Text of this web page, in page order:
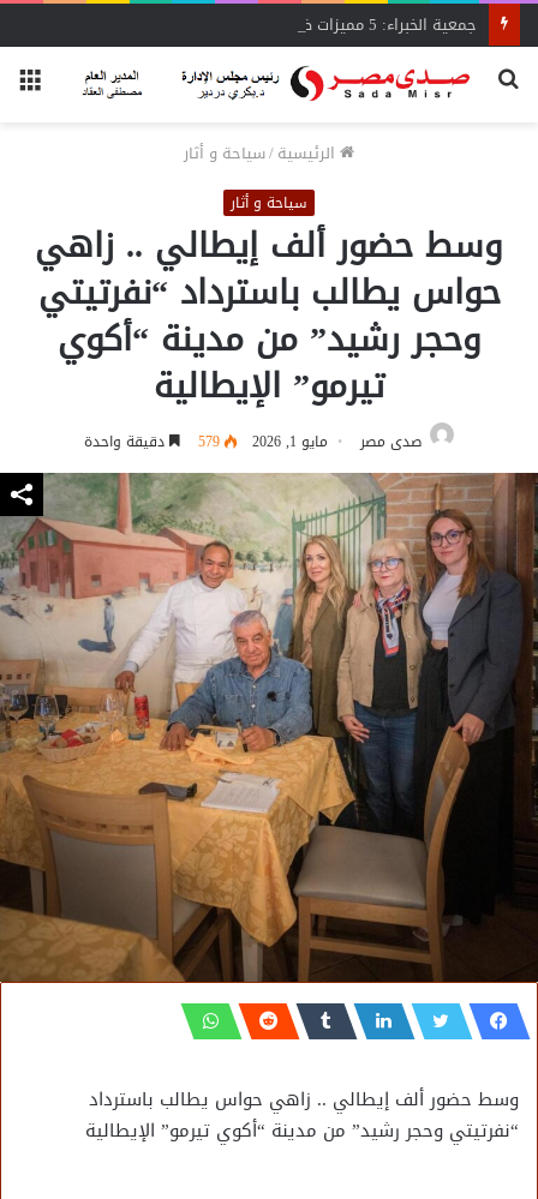
جمعية الخبراء: 5 مميزات ضريبية في مبادرة «مزرعتك في مصر»
بحث
الرئيسية/سياحة و أثار
سياحة و أثار
وسط حضور ألف إيطالي .. زاهي
حواس يطالب باسترداد “نفرتيتي
وحجر رشيد” من مدينة “أكوي
تيرمو” الإيطالية
صدى مصر مايو 1, 2026 579 دقيقة واحدة
وسط حضور ألف إيطالي .. زاهي حواس يطالب باسترداد
“نفرتيتي وحجر رشيد” من مدينة “أكوي تيرمو” الإيطالية